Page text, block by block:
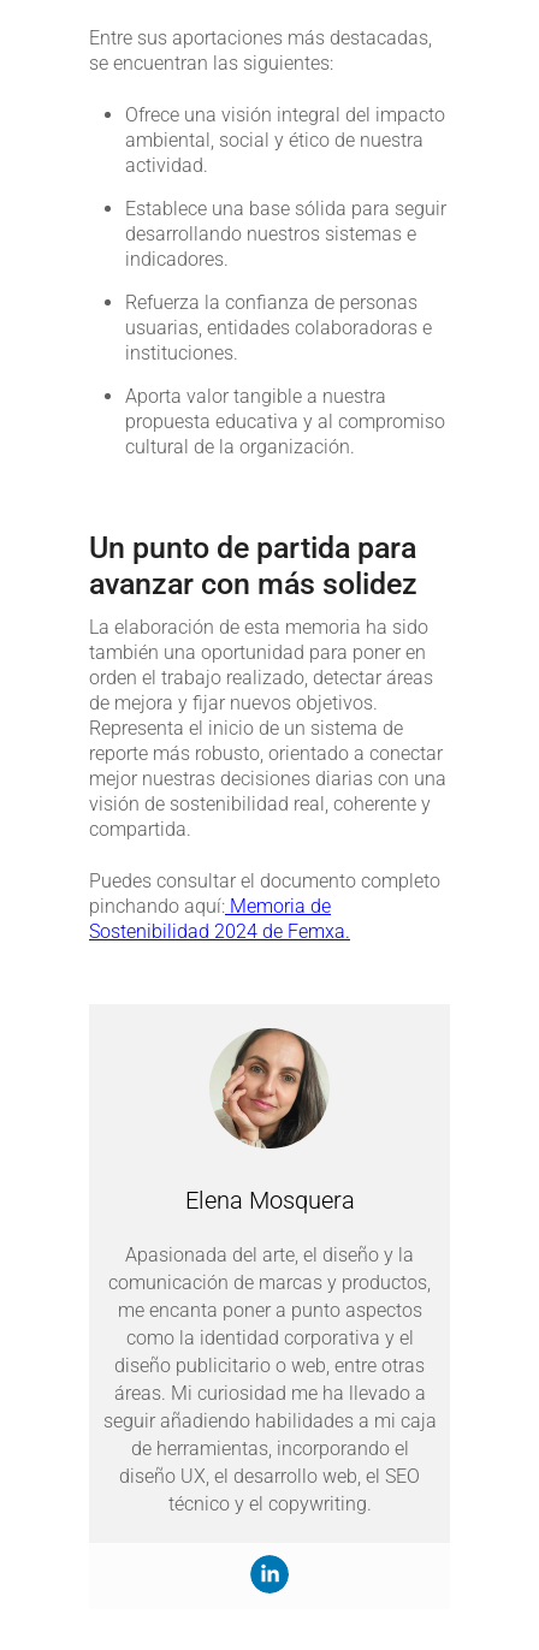
Entre sus aportaciones más destacadas,
se encuentran las siguientes:
Ofrece una visión integral del impacto
ambiental, social y ético de nuestra
actividad.
Establece una base sólida para seguir
desarrollando nuestros sistemas e
indicadores.
Refuerza la confianza de personas
usuarias, entidades colaboradoras e
instituciones.
Aporta valor tangible a nuestra
propuesta educativa y al compromiso
cultural de la organización.
Un punto de partida para
avanzar con más solidez
La elaboración de esta memoria ha sido
también una oportunidad para poner en
orden el trabajo realizado, detectar áreas
de mejora y fijar nuevos objetivos.
Representa el inicio de un sistema de
reporte más robusto, orientado a conectar
mejor nuestras decisiones diarias con una
visión de sostenibilidad real, coherente y
compartida.
Puedes consultar el documento completo
pinchando aquí: Memoria de
Sostenibilidad 2024 de Femxa.
Elena Mosquera
Apasionada del arte, el diseño y la
comunicación de marcas y productos,
me encanta poner a punto aspectos
como la identidad corporativa y el
diseño publicitario o web, entre otras
áreas. Mi curiosidad me ha llevado a
seguir añadiendo habilidades a mi caja
de herramientas, incorporando el
diseño UX, el desarrollo web, el SEO
técnico y el copywriting.